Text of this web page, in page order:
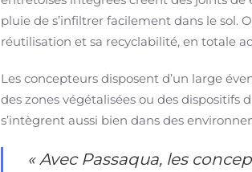
pluie de s’infiltrer facilement dans le sol.
réutilisation et sa recyclabilité, en totale
Les concepteurs disposent d’un large
des zones végétalisées ou des
s’intègrent aussi bien dans des
« Avec Passaqua, les